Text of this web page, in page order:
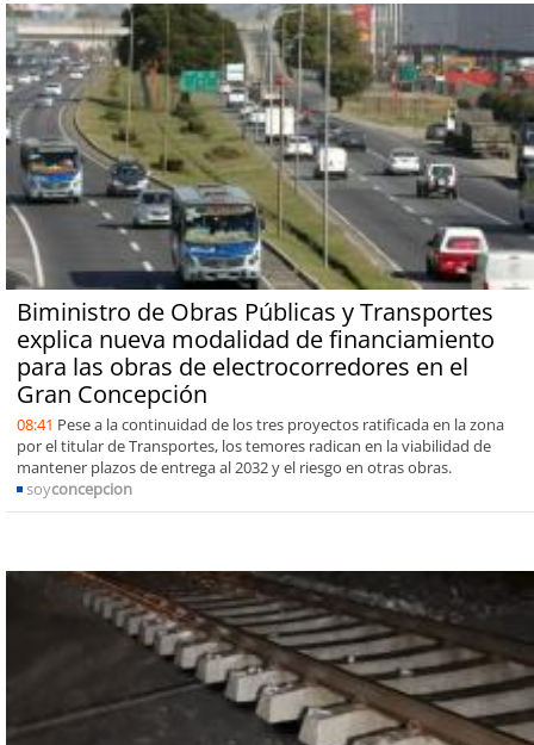
Biministro de Obras Públicas y Transportes
explica nueva modalidad de financiamiento
para las obras de electrocorredores en el
Gran Concepción
08:41 Pese a la continuidad de los tres proyectos ratificada en la zona
por el titular de Transportes, los temores radican en la viabilidad de
mantener plazos de entrega al 2032 y el riesgo en otras obras.
soyconcepcion